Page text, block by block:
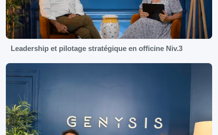
Leadership et pilotage stratégique en officine Niv.3